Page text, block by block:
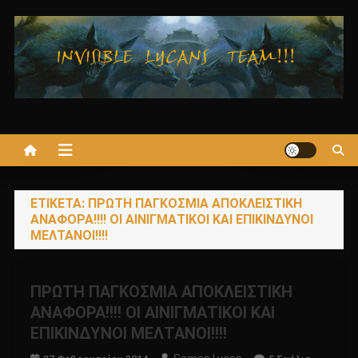
στο
περιεχόμενο
ΕΤΙΚΈΤΑ: ΠΡΩΤΗ ΠΑΓΚΟΣΜΙΑ ΑΠΟΚΛΕΙΣΤΙΚΗ
ΑΝΑΦΟΡΑ!!!! ΟΙ ΑΙΝΙΓΜΑΤΙΚΟΙ ΚΑΙ ΕΠΙΚΙΝΔΥΝΟΙ
ΜΕΛΤΑΝΟΙ!!!!
ΠΡΩΤΗ ΠΑΓΚΟΣΜΙΑ ΑΠΟΚΛΕΙΣΤΙΚΗ
ΑΝΑΦΟΡΑ!!!! ΟΙ ΑΙΝΙΓΜΑΤΙΚΟΙ ΚΑΙ
ΕΠΙΚΙΝΔΥΝΟΙ ΜΕΛΤΑΝΟΙ!!!!